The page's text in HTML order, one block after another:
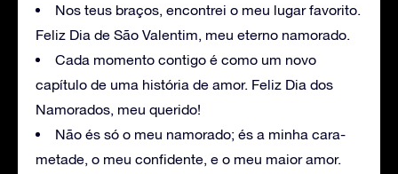
Nos teus braços, encontrei o meu lugar favorito.
Feliz Dia de São Valentim, meu eterno namorado.
Cada momento contigo é como um novo
capítulo de uma história de amor. Feliz Dia dos
Namorados, meu querido!
Não és só o meu namorado; és a minha cara-
metade, o meu confidente, e o meu maior amor.